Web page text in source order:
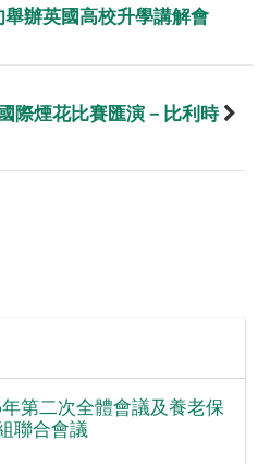
辦英國高校升學講解會
際煙花比賽匯演－比利時
第二次全體會議及養老保
聯合會議